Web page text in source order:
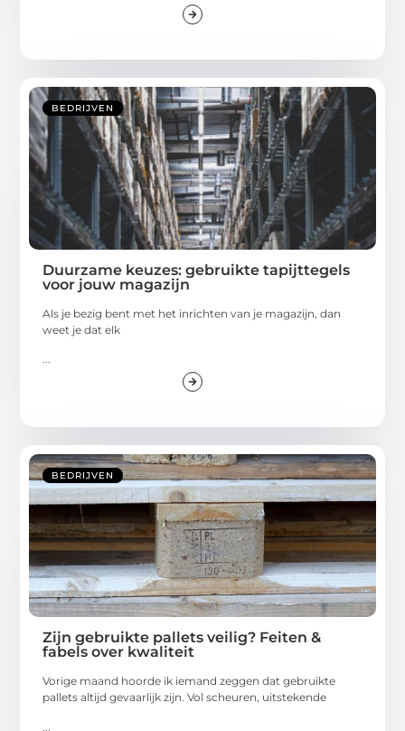
BEDRIJVEN
Duurzame keuzes: gebruikte tapijttegels
voor jouw magazijn
Als je bezig bent met het inrichten van je magazijn, dan
weet je dat elk
...
BEDRIJVEN
Zijn gebruikte pallets veilig? Feiten &
fabels over kwaliteit
Vorige maand hoorde ik iemand zeggen dat gebruikte
pallets altijd gevaarlijk zijn. Vol scheuren, uitstekende